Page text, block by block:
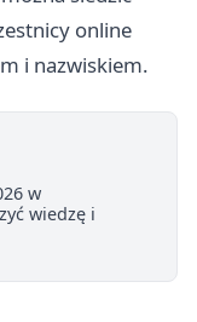
online
i nazwiskiem.
w
wiedzę i